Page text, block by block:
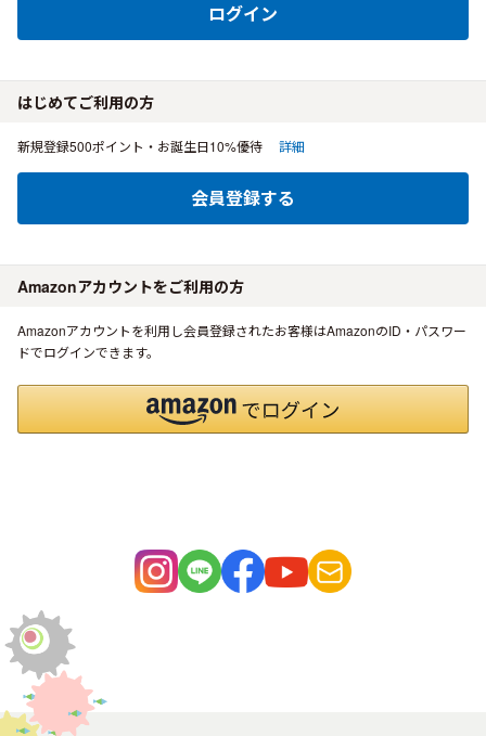
ログイン
はじめてご利用の方
新規登録500ポイント・お誕生日10%優待 詳細
会員登録する
Amazonアカウントをご利用の方
Amazonアカウントを利用し会員登録されたお客様はAmazonのID・パスワー
ドでログインできます。